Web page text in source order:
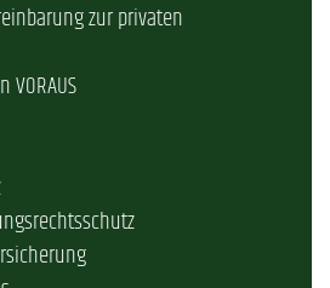
zur privaten
VORAUS